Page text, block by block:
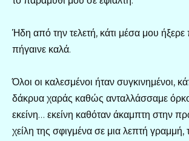
Ήδη από την τελετή, κάτι μέσα μου ήξερε
πήγαινε καλά.
Όλοι οι καλεσμένοι ήταν συγκινημένοι,
δάκρυα χαράς καθώς ανταλλάσσαμε
εκείνη… εκείνη καθόταν άκαμπτη στην
χείλη της σφιγμένα σε μια λεπτή γραμμή,